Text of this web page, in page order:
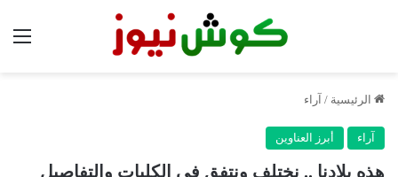
الرئيسية / آراء
آراء أبرز العناوين
هذه بلادنا .. نختلف ونتفق في الكليات والتفاصيل